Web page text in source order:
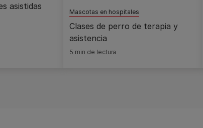
asistidas
Mascotas en hospitales
Clases de perro de terapia y
asistencia
5 min de lectura